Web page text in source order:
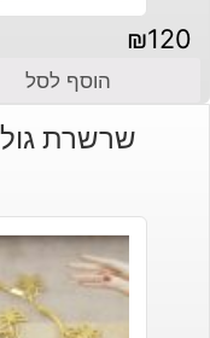
₪120
הוסף לסל
שרשרת